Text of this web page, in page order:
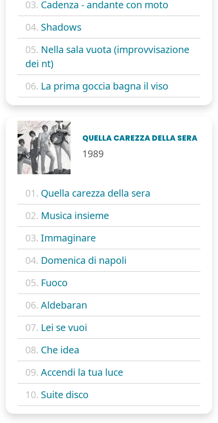
03. Cadenza - andante con moto
04. Shadows
05. Nella sala vuota (improvvisazione
dei nt)
06. La prima goccia bagna il viso
QUELLA CAREZZA DELLA SERA
1989
01. Quella carezza della sera
02. Musica insieme
03. Immaginare
04. Domenica di napoli
05. Fuoco
06. Aldebaran
07. Lei se vuoi
08. Che idea
09. Accendi la tua luce
10. Suite disco